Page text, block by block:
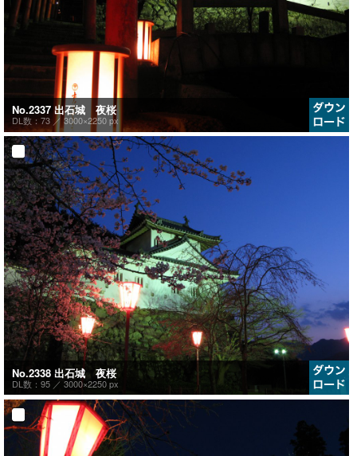
No.2337 出石城 夜桜
DL数：73 ／ 3000×2250 px
No.2338 出石城 夜桜
DL数：95 ／ 3000×2250 px